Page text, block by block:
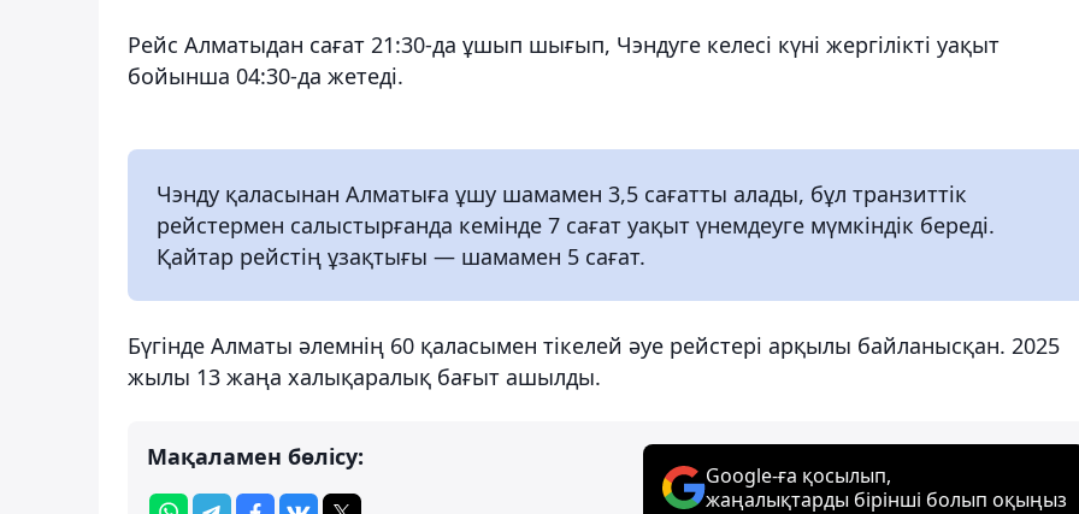
Рейс Алматыдан сағат 21:30-да ұшып шығып, Чэндуге келесі күні жергілікті уақыт
бойынша 04:30-да жетеді.
Чэнду қаласынан Алматыға ұшу шамамен 3,5 сағатты алады, бұл транзиттік
рейстермен салыстырғанда кемінде 7 сағат уақыт үнемдеуге мүмкіндік береді.
Қайтар рейстің ұзақтығы — шамамен 5 сағат.
Бүгінде Алматы әлемнің 60 қаласымен тікелей әуе рейстері арқылы байланысқан. 2025
жылы 13 жаңа халықаралық бағыт ашылды.
Мақаламен бөлісу:
Google-ға қосылып,
жаңалықтарды бірінші болып оқыңыз